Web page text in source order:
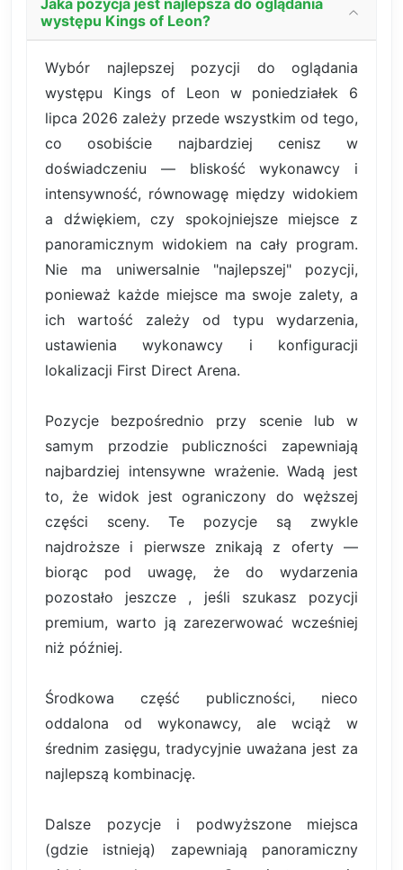
Jaka pozycja jest najlepsza do oglądania
występu Kings of Leon?
Wybór najlepszej pozycji do oglądania
występu Kings of Leon w poniedziałek 6
lipca 2026 zależy przede wszystkim od tego,
co osobiście najbardziej cenisz w
doświadczeniu — bliskość wykonawcy i
intensywność, równowagę między widokiem
a dźwiękiem, czy spokojniejsze miejsce z
panoramicznym widokiem na cały program.
Nie ma uniwersalnie "najlepszej" pozycji,
ponieważ każde miejsce ma swoje zalety, a
ich wartość zależy od typu wydarzenia,
ustawienia wykonawcy i konfiguracji
lokalizacji First Direct Arena.
Pozycje bezpośrednio przy scenie lub w
samym przodzie publiczności zapewniają
najbardziej intensywne wrażenie. Wadą jest
to, że widok jest ograniczony do węższej
części sceny. Te pozycje są zwykle
najdroższe i pierwsze znikają z oferty —
biorąc pod uwagę, że do wydarzenia
pozostało jeszcze , jeśli szukasz pozycji
premium, warto ją zarezerwować wcześniej
niż później.
Środkowa część publiczności, nieco
oddalona od wykonawcy, ale wciąż w
średnim zasięgu, tradycyjnie uważana jest za
najlepszą kombinację.
Dalsze pozycje i podwyższone miejsca
(gdzie istnieją) zapewniają panoramiczny